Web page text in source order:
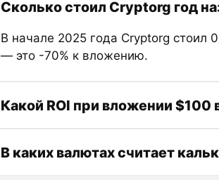
Сколько стоил Cryptorg год
В начале 2025 года Cryptorg стоил
— это -70% к вложению.
Какой ROI при вложении $100
В каких валютах считает